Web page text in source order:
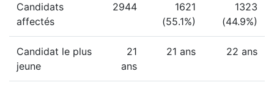
Candidats
affectés
2944
1621
(55.1%)
1323
(44.9%)
Candidat le plus
jeune
21
ans
21 ans 22 ans